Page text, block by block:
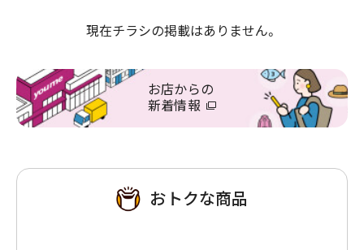
現在チラシの掲載はありません。
お店からの
新着情報
おトクな商品